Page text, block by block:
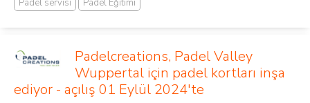
Padel servisi Padel Eğitimi
Padelcreations, Padel Valley
Wuppertal için padel kortları inşa
ediyor - açılış 01 Eylül 2024'te